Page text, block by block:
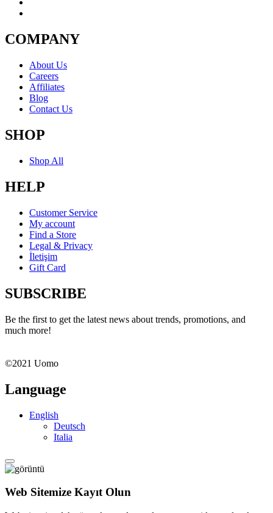
COMPANY
About Us
Careers
Affiliates
Blog
Contact Us
SHOP
Shop All
HELP
Customer Service
My account
Find a Store
Legal & Privacy
İletişim
Gift Card
SUBSCRIBE
Be the first to get the latest news about trends, promotions, and
much more!
©2021 Uomo
Language
English
Deutsch
Italia
Web Sitemize Kayıt Olun